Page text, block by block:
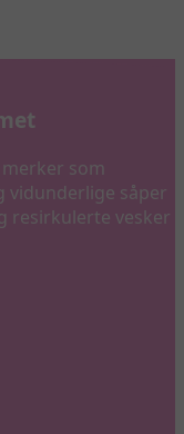
som
vidunderlige såper
resirkulerte vesker